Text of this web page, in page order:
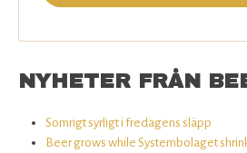
NYHETER FRÅN
Somrigt syrligt i fredagens släpp
Beer grows while Systembolaget